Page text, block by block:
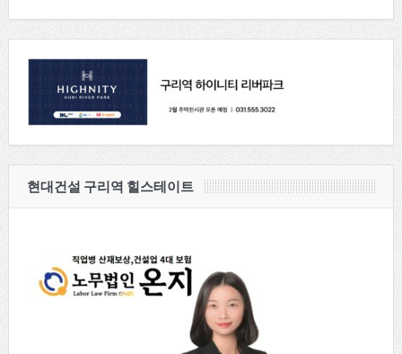
현대건설 구리역 힐스테이트